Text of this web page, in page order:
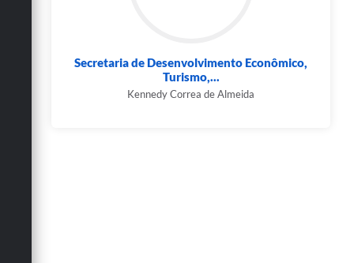
Secretaria de Desenvolvimento Econômico,
Turismo,...
Kennedy Correa de Almeida